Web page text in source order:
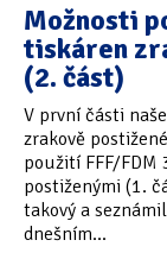
Možnosti
tiskáren
(2. část)
V první části
zrakově
použití FFF/FDM
postiženými (1.
takový a
dnešním...